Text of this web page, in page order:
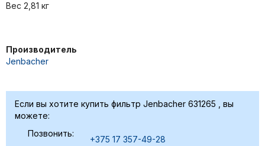
Вес 2,81 кг
Производитель
Jenbacher
Если вы хотите купить фильтр Jenbacher 631265 , вы
можете:
Позвонить:
+375 17 357-49-28